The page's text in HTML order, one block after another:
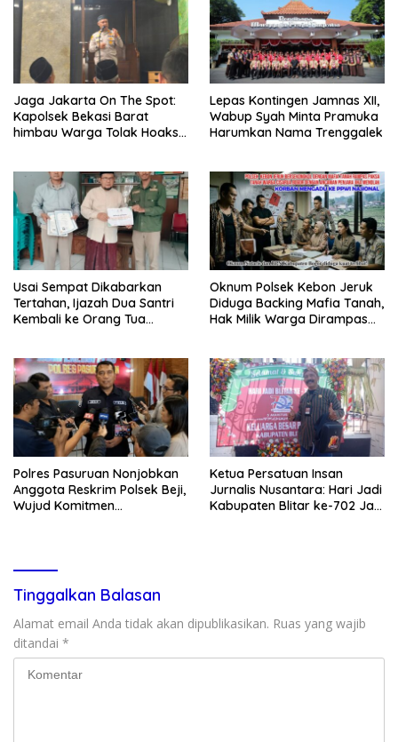
Jaga Jakarta On The Spot:
Kapolsek Bekasi Barat
himbau Warga Tolak Hoaks
Lepas Kontingen Jamnas XII,
Wabup Syah Minta Pramuka
Harumkan Nama Trenggalek
Usai Sempat Dikabarkan
Tertahan, Ijazah Dua Santri
Kembali ke Orang Tua
Oknum Polsek Kebon Jeruk
Diduga Backing Mafia Tanah,
Hak Milik Warga Dirampas
Polres Pasuruan Nonjobkan
Anggota Reskrim Polsek Beji,
Wujud Komitmen
Ketua Persatuan Insan
Jurnalis Nusantara: Hari Jadi
Kabupaten Blitar ke-702 Jadi
Tinggalkan Balasan
Alamat email Anda tidak akan dipublikasikan. Ruas yang wajib
ditandai *